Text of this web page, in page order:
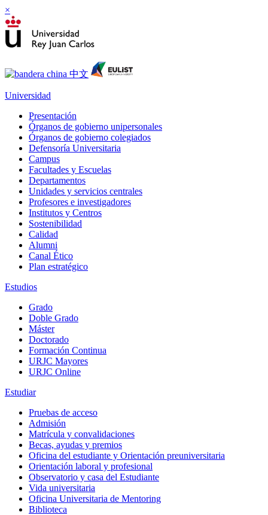
×
Universidad
Presentación
Órganos de gobierno unipersonales
Órganos de gobierno colegiados
Defensoría Universitaria
Campus
Facultades y Escuelas
Departamentos
Unidades y servicios centrales
Profesores e investigadores
Institutos y Centros
Sostenibilidad
Calidad
Alumni
Canal Ético
Plan estratégico
Estudios
Grado
Doble Grado
Máster
Doctorado
Formación Continua
URJC Mayores
URJC Online
Estudiar
Pruebas de acceso
Admisión
Matrícula y convalidaciones
Becas, ayudas y premios
Oficina del estudiante y Orientación preuniversitaria
Orientación laboral y profesional
Observatorio y casa del Estudiante
Vida universitaria
Oficina Universitaria de Mentoring
Biblioteca